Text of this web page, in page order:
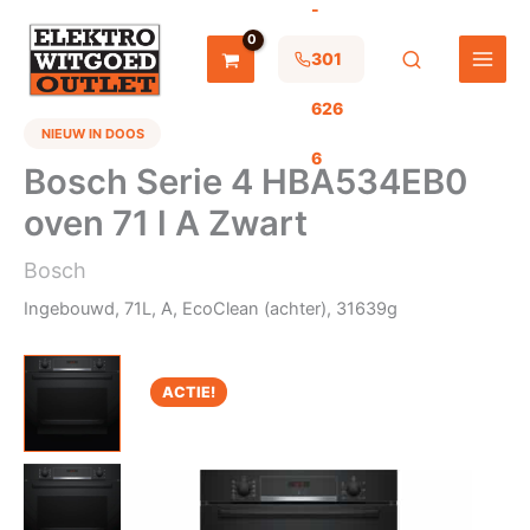
inhoud
-
301
626
6
NIEUW IN DOOS
Bosch Serie 4 HBA534EB0
oven 71 l A Zwart
Bosch
Ingebouwd, 71L, A, EcoClean (achter), 31639g
ACTIE!